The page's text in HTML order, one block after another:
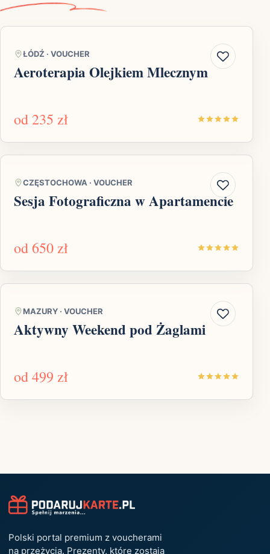
ŁÓDŹ · VOUCHER
Aeroterapia Olejkiem Mlecznym
od 235 zł
CZĘSTOCHOWA · VOUCHER
Sesja Fotograficzna w Apartamencie
od650 zł
MAZURY · VOUCHER
Aktywny Weekend pod Żaglami
od499 zł
Polski portal premium z voucherami
na przeżycia. Prezenty, które zostają